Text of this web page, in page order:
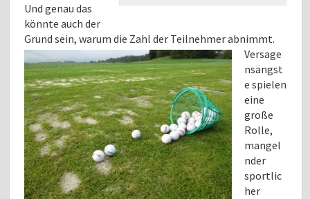
Und genau das
könnte auch der
Grund sein, warum die Zahl der Teilnehmer abnimmt.
Versage
nsängst
e spielen
eine
große
Rolle,
mangel
nder
sportlic
her